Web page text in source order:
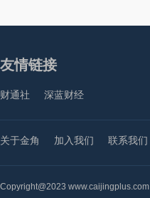
友情链接
财通社 深蓝财经
关于金角 加入我们 联系我们
Copyright@2023 www.caijingplus.com